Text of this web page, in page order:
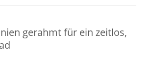
gerahmt für ein zeitlos,